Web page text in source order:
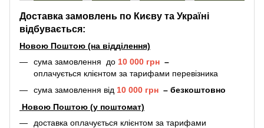
Доставка замовлень по Києву та Україні
відбувається:
Новою Поштою (на відділення)
сума замовлення до 10 000 грн –
оплачується клієнтом за тарифами перевізника
сума замовлення від 10 000 грн – безкоштовно
Новою Поштою (у поштомат)
доставка оплачується клієнтом за тарифами